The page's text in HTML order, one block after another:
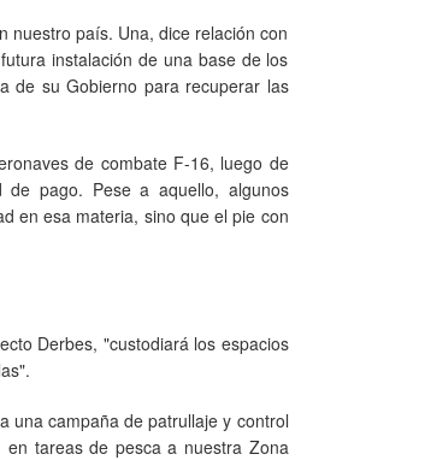
nuestro país. Una, dice relación con
instalación de una base de los
de su Gobierno para recuperar las
de combate F-16, luego de
pago. Pese a aquello, algunos
en esa materia, sino que el pie con
Derbes, "custodiará los espacios
una campaña de patrullaje y control
tareas de pesca a nuestra Zona